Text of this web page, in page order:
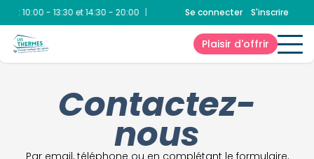
:10:00 - 13:30 et 14:30 - 20:00 | 10:00 - 13:30 et 14:30 - 20:00
Se connecter S'inscrire
Plaisir d'offrir
Contactez-
nous
Par email, téléphone ou en complétant le formulaire,